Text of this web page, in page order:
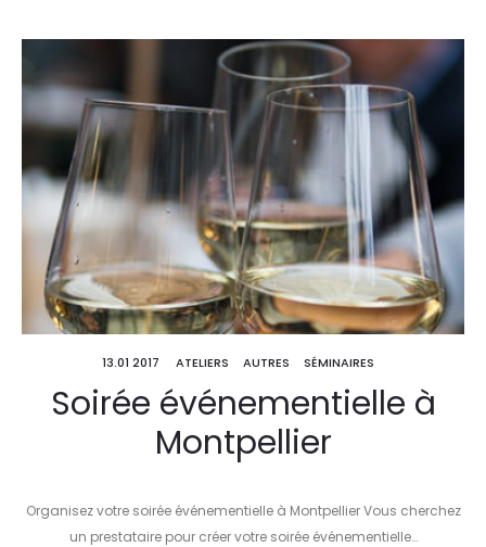
13.01 2017 ATELIERS AUTRES SÉMINAIRES
Soirée événementielle à
Montpellier
Organisez votre soirée événementielle à Montpellier Vous cherchez
un prestataire pour créer votre soirée événementielle…